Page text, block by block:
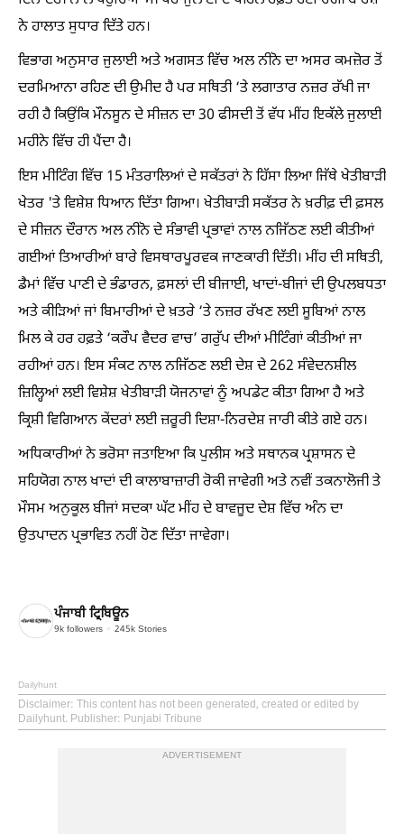
ਨੇ ਹਾਲਾਤ ਸੁਧਾਰ ਦਿੱਤੇ ਹਨ।
ਵਿਭਾਗ ਅਨੁਸਾਰ ਜੁਲਾਈ ਅਤੇ ਅਗਸਤ ਵਿੱਚ ਅਲ ਨੀਨੋ ਦਾ ਅਸਰ ਕਮਜ਼ੋਰ ਤੋਂ
ਦਰਮਿਆਨਾ ਰਹਿਣ ਦੀ ਉਮੀਦ ਹੈ ਪਰ ਸਥਿਤੀ ‘ਤੇ ਲਗਾਤਾਰ ਨਜ਼ਰ ਰੱਖੀ ਜਾ
ਰਹੀ ਹੈ ਕਿਉਂਕਿ ਮੌਨਸੂਨ ਦੇ ਸੀਜ਼ਨ ਦਾ 30 ਫੀਸਦੀ ਤੋਂ ਵੱਧ ਮੀਂਹ ਇਕੱਲੇ ਜੁਲਾਈ
ਮਹੀਨੇ ਵਿੱਚ ਹੀ ਪੈਂਦਾ ਹੈ।
ਇਸ ਮੀਟਿੰਗ ਵਿੱਚ 15 ਮੰਤਰਾਲਿਆਂ ਦੇ ਸਕੱਤਰਾਂ ਨੇ ਹਿੱਸਾ ਲਿਆ ਜਿੱਥੇ ਖੇਤੀਬਾੜੀ
ਖੇਤਰ 'ਤੇ ਵਿਸ਼ੇਸ਼ ਧਿਆਨ ਦਿੱਤਾ ਗਿਆ। ਖੇਤੀਬਾੜੀ ਸਕੱਤਰ ਨੇ ਖ਼ਰੀਫ਼ ਦੀ ਫ਼ਸਲ
ਦੇ ਸੀਜ਼ਨ ਦੌਰਾਨ ਅਲ ਨੀਨੋ ਦੇ ਸੰਭਾਵੀ ਪ੍ਰਭਾਵਾਂ ਨਾਲ ਨਜਿੱਠਣ ਲਈ ਕੀਤੀਆਂ
ਗਈਆਂ ਤਿਆਰੀਆਂ ਬਾਰੇ ਵਿਸਥਾਰਪੂਰਵਕ ਜਾਣਕਾਰੀ ਦਿੱਤੀ। ਮੀਂਹ ਦੀ ਸਥਿਤੀ,
ਡੈਮਾਂ ਵਿੱਚ ਪਾਣੀ ਦੇ ਭੰਡਾਰਨ, ਫ਼ਸਲਾਂ ਦੀ ਬੀਜਾਈ, ਖਾਦਾਂ-ਬੀਜਾਂ ਦੀ ਉਪਲਬਧਤਾ
ਅਤੇ ਕੀੜਿਆਂ ਜਾਂ ਬਿਮਾਰੀਆਂ ਦੇ ਖ਼ਤਰੇ ‘ਤੇ ਨਜ਼ਰ ਰੱਖਣ ਲਈ ਸੂਬਿਆਂ ਨਾਲ
ਮਿਲ ਕੇ ਹਰ ਹਫ਼ਤੇ ‘ਕਰੌਪ ਵੈਦਰ ਵਾਚ’ ਗਰੁੱਪ ਦੀਆਂ ਮੀਟਿੰਗਾਂ ਕੀਤੀਆਂ ਜਾ
ਰਹੀਆਂ ਹਨ। ਇਸ ਸੰਕਟ ਨਾਲ ਨਜਿੱਠਣ ਲਈ ਦੇਸ਼ ਦੇ 262 ਸੰਵੇਦਨਸ਼ੀਲ
ਜ਼ਿਲ੍ਹਿਆਂ ਲਈ ਵਿਸ਼ੇਸ਼ ਖੇਤੀਬਾੜੀ ਯੋਜਨਾਵਾਂ ਨੂੰ ਅਪਡੇਟ ਕੀਤਾ ਗਿਆ ਹੈ ਅਤੇ
ਕ੍ਰਿਸ਼ੀ ਵਿਗਿਆਨ ਕੇਂਦਰਾਂ ਲਈ ਜ਼ਰੂਰੀ ਦਿਸ਼ਾ-ਨਿਰਦੇਸ਼ ਜਾਰੀ ਕੀਤੇ ਗਏ ਹਨ।
ਅਧਿਕਾਰੀਆਂ ਨੇ ਭਰੋਸਾ ਜਤਾਇਆ ਕਿ ਪੁਲੀਸ ਅਤੇ ਸਥਾਨਕ ਪ੍ਰਸ਼ਾਸਨ ਦੇ
ਸਹਿਯੋਗ ਨਾਲ ਖਾਦਾਂ ਦੀ ਕਾਲਾਬਾਜ਼ਾਰੀ ਰੋਕੀ ਜਾਵੇਗੀ ਅਤੇ ਨਵੀਂ ਤਕਨਾਲੋਜੀ ਤੇ
ਮੌਸਮ ਅਨੁਕੂਲ ਬੀਜਾਂ ਸਦਕਾ ਘੱਟ ਮੀਂਹ ਦੇ ਬਾਵਜੂਦ ਦੇਸ਼ ਵਿੱਚ ਅੰਨ ਦਾ
ਉਤਪਾਦਨ ਪ੍ਰਭਾਵਿਤ ਨਹੀਂ ਹੋਣ ਦਿੱਤਾ ਜਾਵੇਗਾ।
ਪੰਜਾਬੀ ਟ੍ਰਿਬਿਊਨ
9k followers 245k Stories
Dailyhunt
Disclaimer: This content has not been generated, created or edited by
Dailyhunt. Publisher: Punjabi Tribune
ADVERTISEMENT